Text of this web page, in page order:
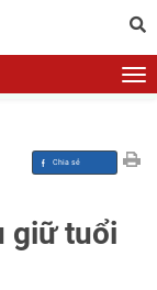
giữ tuổi